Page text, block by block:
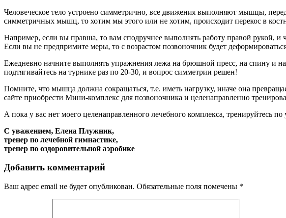
Человеческое тело устроено симметрично, все движения выполняют мышцы,
симметричных мышц, то хотим мы этого или не хотим, происходит перекос в
Например, если вы правша, то вам сподручнее выполнять работу правой рукой, и
Если вы не предпримите меры, то с возрастом позвоночник будет
Ежедневно начните выполнять упражнения лежа на брюшной пресс, на спину и
подтягивайтесь на турнике раз по 20-30, и вопрос симметрии решен!
Помните, что мышца должна сокращаться, т.е. иметь нагрузку, иначе она
сайте приобрести Мини-комплекс для позвоночника и целенаправленно
А пока у вас нет моего целенаправленного лечебного комплекса, тренируйтесь
С уважением, Елена Плужник,
тренер по лечебной гимнастике,
тренер по оздоровительной аэробике
Добавить комментарий
Ваш адрес email не будет опубликован. Обязательные поля помечены *